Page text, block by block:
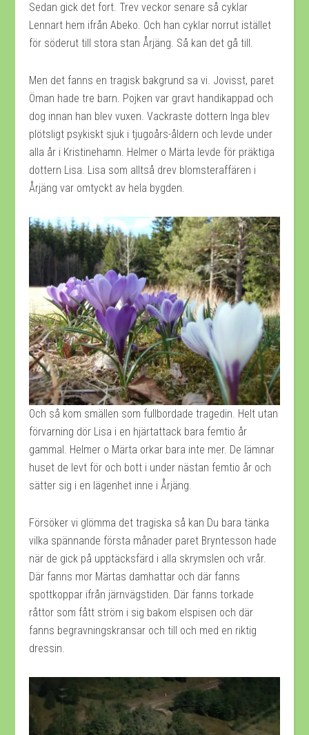
Sedan gick det fort. Trev veckor senare så cyklar
Lennart hem ifrån Abeko. Och han cyklar norrut istället
för söderut till stora stan Årjäng. Så kan det gå till.
Men det fanns en tragisk bakgrund sa vi. Jovisst, paret
Öman hade tre barn. Pojken var gravt handikappad och
dog innan han blev vuxen. Vackraste dottern Inga blev
plötsligt psykiskt sjuk i tjugoårs-åldern och levde under
alla år i Kristinehamn. Helmer o Märta levde för präktiga
dottern Lisa. Lisa som alltså drev blomsteraffären i
Årjäng var omtyckt av hela bygden.
Och så kom smällen som fullbordade tragedin. Helt utan
förvarning dör Lisa i en hjärtattack bara femtio år
gammal. Helmer o Märta orkar bara inte mer. De lämnar
huset de levt för och bott i under nästan femtio år och
sätter sig i en lägenhet inne i Årjäng.
Försöker vi glömma det tragiska så kan Du bara tänka
vilka spännande första månader paret Bryntesson hade
när de gick på upptäcksfärd i alla skrymslen och vrår.
Där fanns mor Märtas damhattar och där fanns
spottkoppar ifrån järnvägstiden. Där fanns torkade
råttor som fått ström i sig bakom elspisen och där
fanns begravningskransar och till och med en riktig
dressin.